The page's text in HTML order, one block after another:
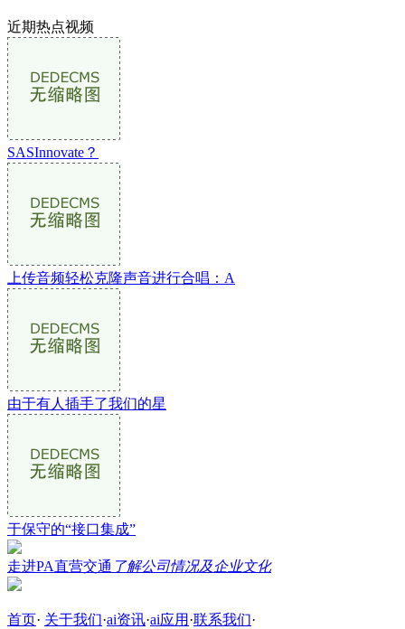
近期热点视频
SASInnovate？
上传音频轻松克隆声音进行合唱：A
由于有人插手了我们的星
于保守的“接口集成”
走进PA直营交通 了解公司情况及企业文化
首页· 关于我们·ai资讯·ai应用 ·联系我们·